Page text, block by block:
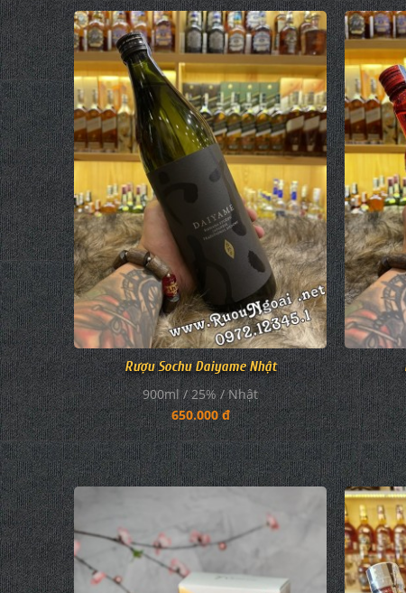
Rượu Sochu Daiyame Nhật
900ml / 25% / Nhật
650.000 đ